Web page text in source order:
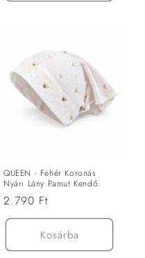
QUEEN - Fehér Koronás
Nyári Lány Pamut Kendő
Normál
ár
2.790 Ft
Kosárba